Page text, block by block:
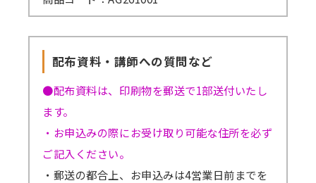
配布資料・講師への質問など
●配布資料は、印刷物を郵送で1部送付いたし
ます。
・お申込みの際にお受け取り可能な住所を必ず
ご記入ください。
・郵送の都合上、お申込みは4営業日前までを